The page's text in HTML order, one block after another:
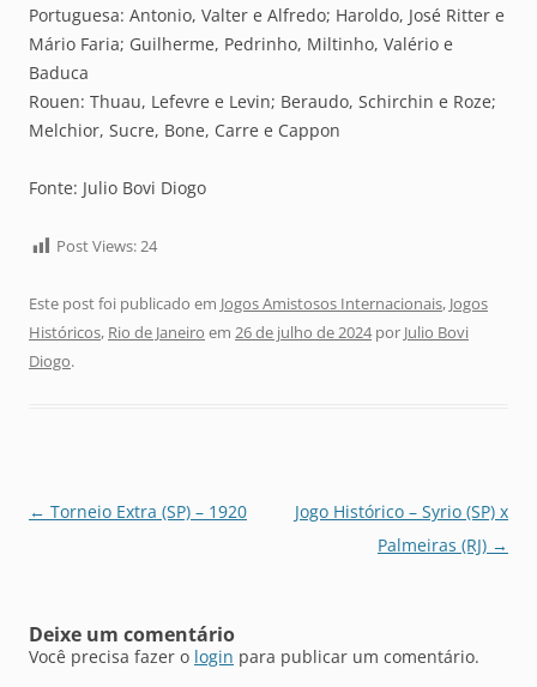
Portuguesa: Antonio, Valter e Alfredo; Haroldo, José Ritter e
Mário Faria; Guilherme, Pedrinho, Miltinho, Valério e
Baduca
Rouen: Thuau, Lefevre e Levin; Beraudo, Schirchin e Roze;
Melchior, Sucre, Bone, Carre e Cappon
Fonte: Julio Bovi Diogo
Post Views:24
Este post foi publicado em Jogos Amistosos Internacionais, Jogos
Históricos, Rio de Janeiro em 26 de julho de 2024por Julio Bovi
Diogo.
Navegação
← Torneio Extra (SP) – 1920
Jogo Histórico – Syrio (SP) x
Palmeiras (RJ) →
Deixe um comentário
Você precisa fazer o login para publicar um comentário.